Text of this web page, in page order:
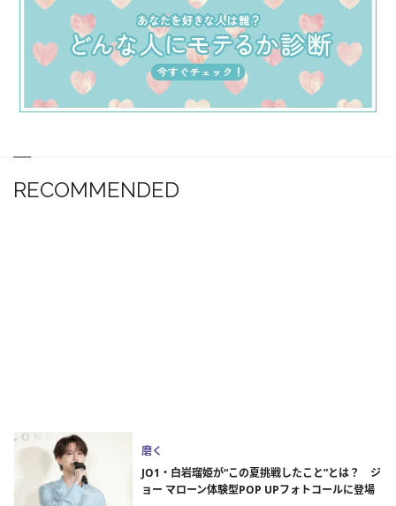
RECOMMENDED
磨く
JO1・白岩瑠姫が“この夏挑戦したこと”とは？ ジ
ョー マローン体験型POP UPフォトコールに登場